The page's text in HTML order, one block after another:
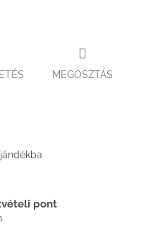
MEGOSZTÁS
pont